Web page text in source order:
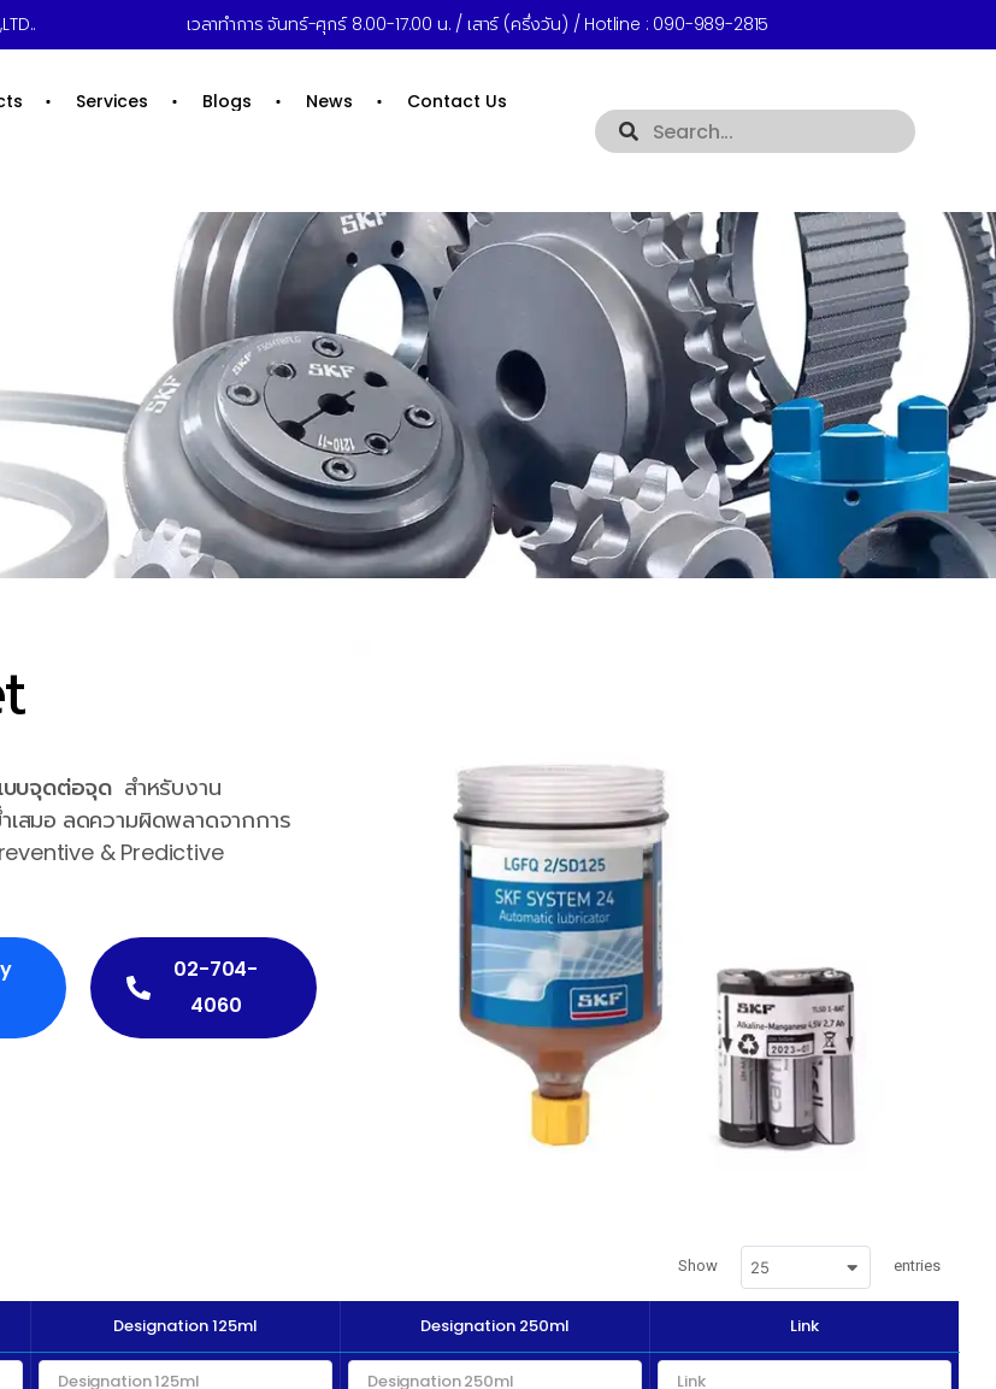
เวลาทำการ จันทร์-ศุกร์ 8.00-17.00 น. / เสาร์ (ครึ่งวัน) / Hotline : 090-989-2815
Services Blogs News Contact Us
บบจุดต่อจุด สำหรับงาน
เสมอ ลดความผิดพลาดจากการ
& Predictive
02-704-
4060
Show 25 entries
Designation 125ml Designation 250ml Link